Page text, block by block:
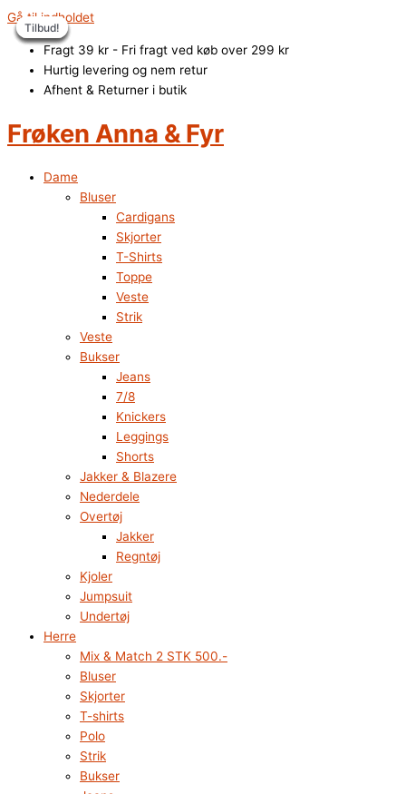
Gå til indholdet
Fragt 39 kr - Fri fragt ved køb over 299 kr
Hurtig levering og nem retur
Afhent & Returner i butik
Frøken Anna & Fyr
Dame
Bluser
Cardigans
Skjorter
T-Shirts
Toppe
Veste
Strik
Veste
Bukser
Jeans
7/8
Knickers
Leggings
Shorts
Jakker & Blazere
Nederdele
Overtøj
Jakker
Regntøj
Kjoler
Jumpsuit
Undertøj
Herre
Mix & Match 2 STK 500.-
Bluser
Skjorter
T-shirts
Polo
Strik
Bukser
Tilbud!
Tilbud!
Tilbud!
Tilbud!
Tilbud!
Tilbud!
Tilbud!